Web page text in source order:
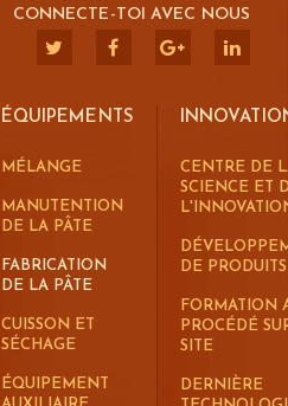
CONNECTE-TOI AVEC NOUS
ÉQUIPEMENTS
MÉLANGE
MANUTENTION
DE LA PÂTE
FABRICATION
DE LA PÂTE
CUISSON ET
SÉCHAGE
ÉQUIPEMENT
CENTRE DE
SCIENCE ET
DE PRODUITS
FORMATION
PROCÉDÉ
SITE
DERNIÈRE